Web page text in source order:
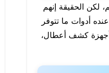
الحقيقة إنهم
أدوات ما تتوفر
كشف أعطال،